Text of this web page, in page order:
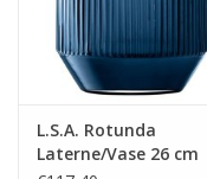
L.S.A. Rotunda
Laterne/Vase 26 cm